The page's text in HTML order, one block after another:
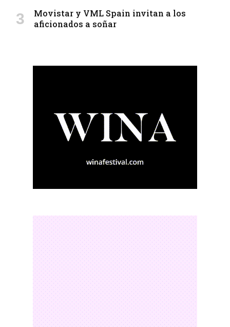
Movistar y VML Spain invitan a los
aficionados a soñar